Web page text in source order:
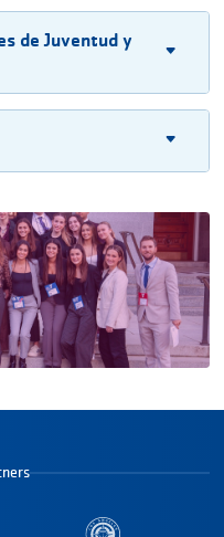
de Juventud y
vídeo